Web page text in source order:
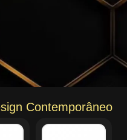
Contemporâneo